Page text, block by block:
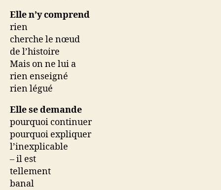
Elle n’y comprend
rien
cherche le nœud
de l’histoire
Mais on ne lui a
rien enseigné
rien légué
Elle se demande
pourquoi continuer
pourquoi expliquer
l’inexplicable
– il est
tellement
banal